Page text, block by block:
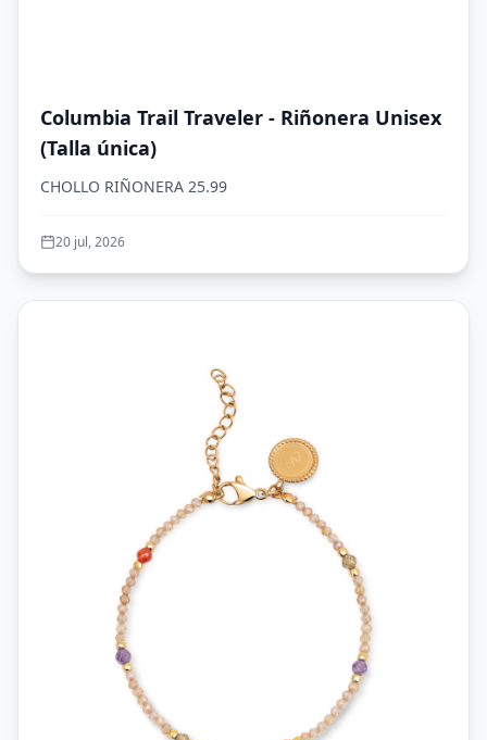
Columbia Trail Traveler - Riñonera Unisex
(Talla única)
CHOLLO RIÑONERA 25.99
20 jul, 2026